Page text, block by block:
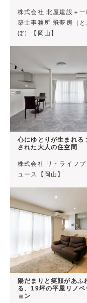
株式会社 北屋建設＋一
築士事務所 飛夢房（と
ぼ）【岡山】
心にゆとりが生まれる
された大人の住空間
株式会社 リ・ライフ
ュース【岡山】
陽だまりと笑顔があふ
る、19坪の平屋リノベ
ョン